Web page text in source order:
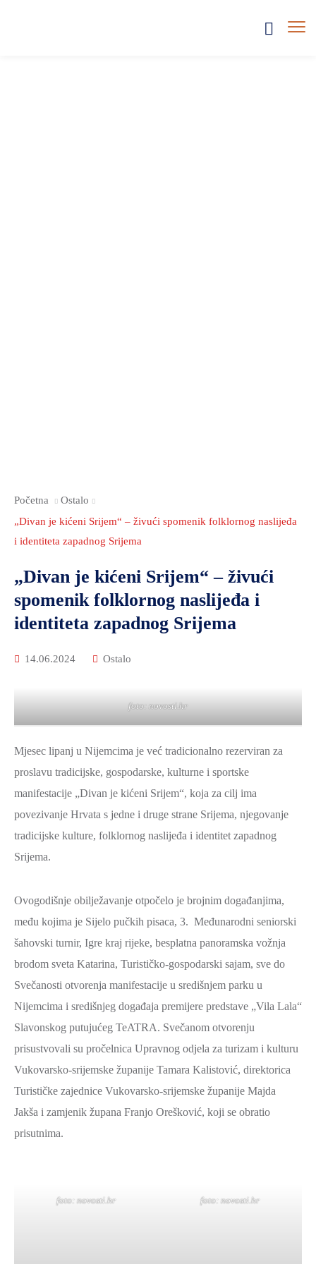
Početna
Ostalo
„Divan je kićeni Srijem“ – živući spomenik folklornog naslijeđa
i identiteta zapadnog Srijema
„Divan je kićeni Srijem“ – živući
spomenik folklornog naslijeđa i
identiteta zapadnog Srijema
14.06.2024 Ostalo
foto: novosti.hr
Mjesec lipanj u Nijemcima je već tradicionalno rezerviran za
proslavu tradicijske, gospodarske, kulturne i sportske
manifestacije „Divan je kićeni Srijem“, koja za cilj ima
povezivanje Hrvata s jedne i druge strane Srijema, njegovanje
tradicijske kulture, folklornog naslijeđa i identitet zapadnog
Srijema.
Ovogodišnje obilježavanje otpočelo je brojnim događanjima,
među kojima je Sijelo pučkih pisaca, 3. Međunarodni seniorski
šahovski turnir, Igre kraj rijeke, besplatna panoramska vožnja
brodom sveta Katarina, Turističko-gospodarski sajam, sve do
Svečanosti otvorenja manifestacije u središnjem parku u
Nijemcima i središnjeg događaja premijere predstave „Vila Lala“
Slavonskog putujućeg TeATRA. Svečanom otvorenju
prisustvovali su pročelnica Upravnog odjela za turizam i kulturu
Vukovarsko-srijemske županije Tamara Kalistović, direktorica
Turističke zajednice Vukovarsko-srijemske županije Majda
Jakša i zamjenik župana Franjo Orešković, koji se obratio
prisutnima.
foto: novosti.hr foto: novosti.hr